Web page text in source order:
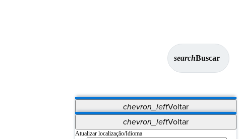
searchBuscar
chevron_leftVoltar
Vet Systems OrthoPedia Patient
chevron_leftVoltar
Atualizar localização/Idioma